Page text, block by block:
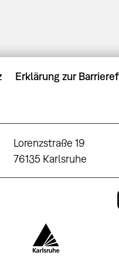
Erklärung zur
Lorenzstraße 19
76135 Karlsruhe